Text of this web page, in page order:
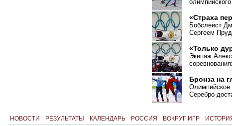
«Страха
Бобслеист
Сергеем
«Только
Экипаж
Бронза на
Олимпийское
Серебро
НОВОСТИ РЕЗУЛЬТАТЫ КАЛЕНДАРЬ РОССИЯ ВОКРУГ ИГР